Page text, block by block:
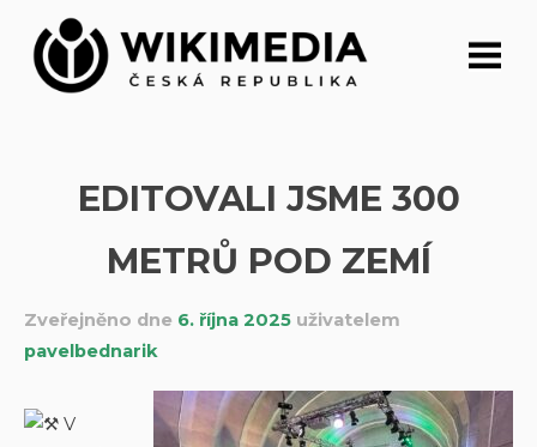
Přeskočit
obsah
EDITOVALI JSME 300
METRŮ POD ZEMÍ
Zveřejněno dne 6. října 2025 uživatelem
pavelbednarik
V